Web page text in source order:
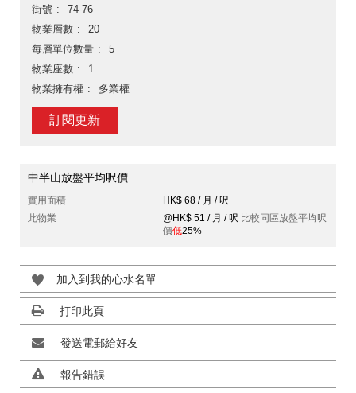
街號
74-76
物業層數
20
每層單位數量
5
物業座數
1
物業擁有權
多業權
訂閱更新
中半山放盤平均呎價
實用面積
HK$ 68 / 月 / 呎
此物業
@HK$ 51 / 月 / 呎 比較同區放盤平均呎
價低25%
加入到我的心水名單
打印此頁
發送電郵給好友
報告錯誤